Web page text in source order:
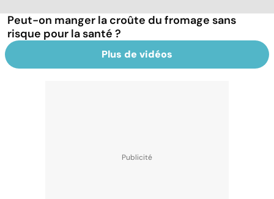
Peut-on manger la croûte du fromage sans
risque pour la santé ?
Plus de vidéos